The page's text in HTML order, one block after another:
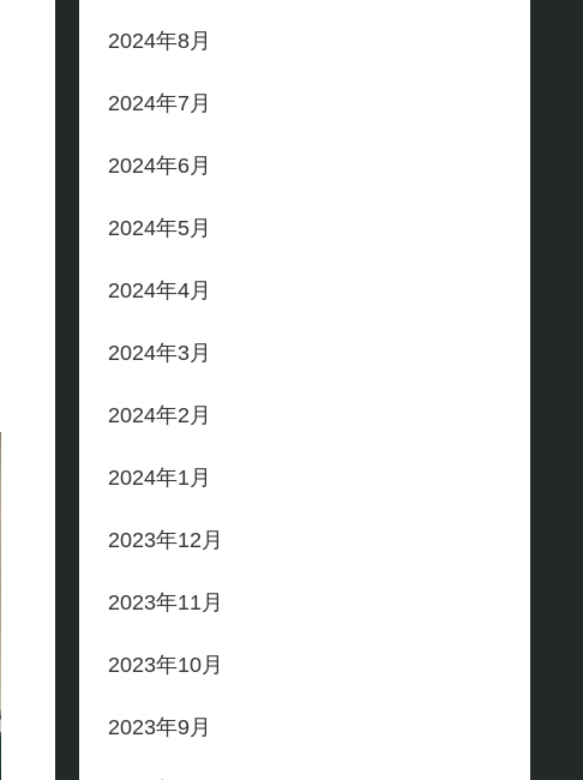
2024年8月
2024年7月
2024年6月
2024年5月
2024年4月
2024年3月
2024年2月
2024年1月
2023年12月
2023年11月
2023年10月
2023年9月